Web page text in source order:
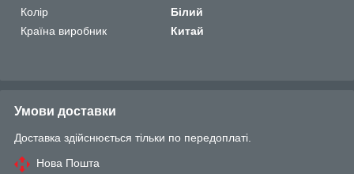
Колір
Білий
Країна виробник
Китай
Умови доставки
Доставка здійснюється тільки по передоплаті.
Нова Пошта